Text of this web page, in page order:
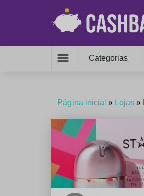
menu Categorias
Página inicial » Lojas »